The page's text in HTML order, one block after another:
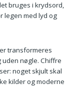
bruges i krydsord,
legen med lyd og
transformeres
nøgle. Chiffre
noget skjult skal
kilder og moderne